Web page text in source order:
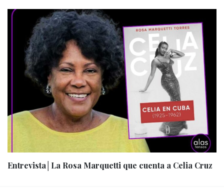
Entrevista│La Rosa Marquetti que cuenta a Celia Cruz